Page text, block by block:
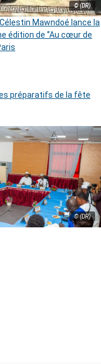
© (DR)
Mawndoé lance la
édition de ‘’Au cœur de
préparatifs de la fête
© (DR)